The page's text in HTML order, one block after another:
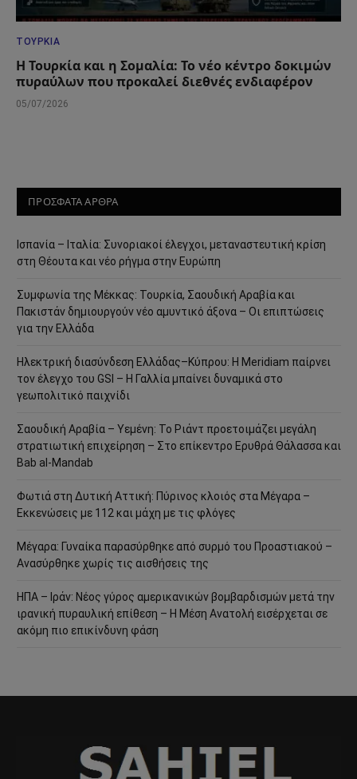
ΤΟΥΡΚΊΑ
Η Τουρκία και η Σομαλία: Το νέο κέντρο δοκιμών
πυραύλων που προκαλεί διεθνές ενδιαφέρον
05/07/2026
ΠΡΟΣΦΑΤΑ ΑΡΘΡΑ
Ισπανία – Ιταλία: Συνοριακοί έλεγχοι, μεταναστευτική κρίση
στη Θέουτα και νέο ρήγμα στην Ευρώπη
Συμφωνία της Μέκκας: Τουρκία, Σαουδική Αραβία και
Πακιστάν δημιουργούν νέο αμυντικό άξονα – Οι επιπτώσεις
για την Ελλάδα
Ηλεκτρική διασύνδεση Ελλάδας–Κύπρου: Η Meridiam παίρνει
τον έλεγχο του GSI – Η Γαλλία μπαίνει δυναμικά στο
γεωπολιτικό παιχνίδι
Σαουδική Αραβία – Υεμένη: Το Ριάντ προετοιμάζει μεγάλη
στρατιωτική επιχείρηση – Στο επίκεντρο Ερυθρά Θάλασσα και
Bab al-Mandab
Φωτιά στη Δυτική Αττική: Πύρινος κλοιός στα Μέγαρα –
Εκκενώσεις με 112 και μάχη με τις φλόγες
Μέγαρα: Γυναίκα παρασύρθηκε από συρμό του Προαστιακού –
Ανασύρθηκε χωρίς τις αισθήσεις της
ΗΠΑ – Ιράν: Νέος γύρος αμερικανικών βομβαρδισμών μετά την
ιρανική πυραυλική επίθεση – Η Μέση Ανατολή εισέρχεται σε
ακόμη πιο επικίνδυνη φάση